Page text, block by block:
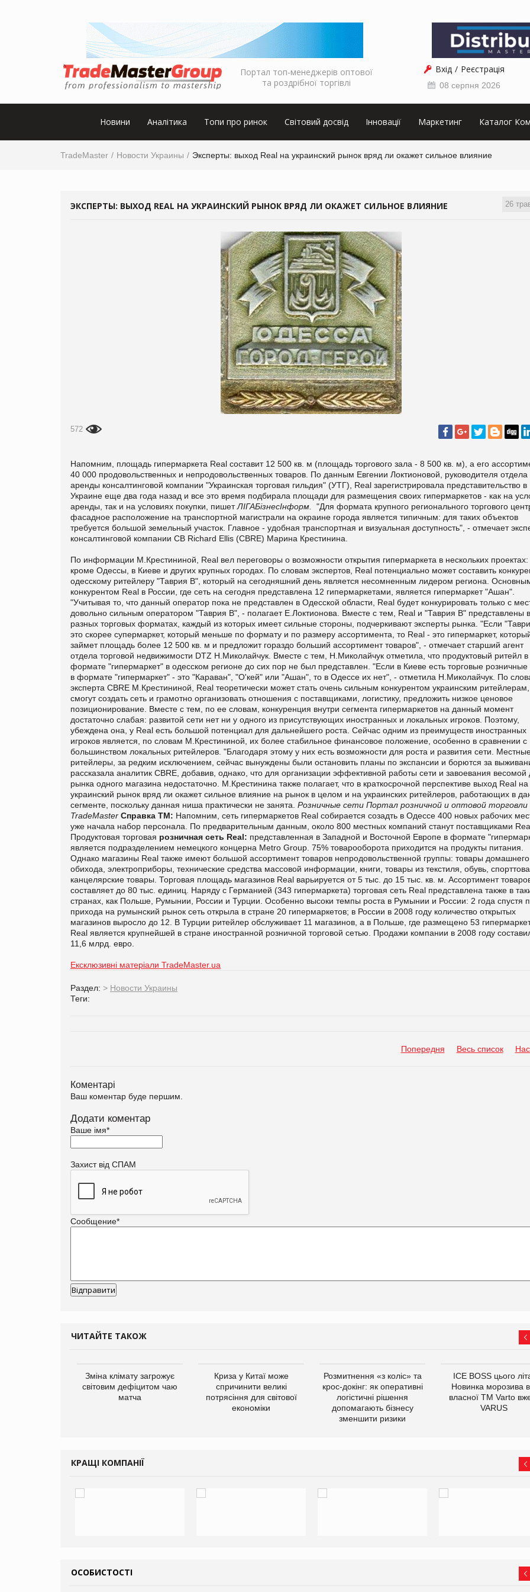
Портал топ-менеджерів оптової
та роздрібної торгівлі
Вхід Реєстрація
08 серпня 2026
Новини Аналітика Топи про ринок Світовий досвід Інновації Маркетинг Каталог
TradeMaster Новости Украины Эксперты: выход Real на украинский рынок вряд ли окажет сильное влияние
26
ЭКСПЕРТЫ: ВЫХОД REAL НА УКРАИНСКИЙ РЫНОК ВРЯД ЛИ ОКАЖЕТ СИЛЬНОЕ ВЛИЯНИЕ
572
Напомним, площадь гипермаркета Real составит 12 500 кв. м (площадь торгового зала - 8 500 кв. м), а его
40 000 продовольственных и непродовольственных товаров. По данным Евгении Локтионовой, руководителя отдела
аренды консалтинговой компании "Украинская торговая гильдия" (УТГ), Real зарегистрировала представительство в
Украине еще два года назад и все это время подбирала площади для размещения своих гипермаркетов - как на
аренды, так и на условиях покупки, пишетЛІГАБізнесІнформ.
"Для формата крупного регионального торгового
фасадное расположение на транспортной магистрали на окраине города является типичным: для таких объектов
требуется большой земельный участок. Главное - удобная транспортная и визуальная доступность", - отмечает
консалтинговой компании CB Richard Ellis (СBRE) Марина Крестинина.
По информации М.Крестининой, Real вел переговоры о возможности открытия гипермаркета в нескольких проектах:
кроме Одессы, в Киеве и других крупных городах. По словам экспертов, Real потенциально может составить
одесскому ритейлеру "Таврия В", который на сегодняшний день является несомненным лидером региона.
конкурентом Real в России, где сеть на сегодня представлена 12 гипермаркетами, является гипермаркет "Ашан".
"Учитывая то, что данный оператор пока не представлен в Одесской области, Real будет конкурировать только с
довольно сильным оператором "Таврия В", - полагает Е.Локтионова. Вместе с тем, Real и "Таврия В" представлены в
разных торговых форматах, каждый из которых имеет сильные стороны, подчеркивают эксперты рынка. "Если
это скорее супермаркет, который меньше по формату и по размеру ассортимента, то Real - это гипермаркет,
займет площадь более 12 500 кв. м и предложит гораздо больший ассортимент товаров", - отмечает старший агент
отдела торговой недвижимости DTZ Н.Миколайчук. Вместе с тем, Н.Миколайчук отметила, что продуктовый ритейл в
формате "гипермаркет" в одесском регионе до сих пор не был представлен. "Если в Киеве есть торговые розничные
в формате "гипермаркет" - это "Караван", "О'кей" или "Ашан", то в Одессе их нет", - отметила Н.Миколайчук. По
эксперта СBRE М.Крестининой, Real теоретически может стать очень сильным конкурентом украинским
смогут создать сеть и грамотно организовать отношения с поставщиками, логистику, предложить низкое ценовое
позиционирование. Вместе с тем, по ее словам, конкуренция внутри сегмента гипермаркетов на данный момент
достаточно слабая: развитой сети нет ни у одного из присутствующих иностранных и локальных игроков. Поэтому,
убеждена она, у Real есть большой потенциал для дальнейшего роста. Сейчас одним из преимуществ иностранных
игроков является, по словам М.Крестининой, их более стабильное финансовое положение, особенно в сравнении с
большинством локальных ритейлеров. "Благодаря этому у них есть возможности для роста и развития сети.
ритейлеры, за редким исключением, сейчас вынуждены были остановить планы по экспансии и борются за
рассказала аналитик СBRE, добавив, однако, что для организации эффективной работы сети и завоевания весомой
рынка одного магазина недостаточно. М.Крестинина также полагает, что в краткосрочной перспективе выход Real на
украинский рынок вряд ли окажет сильное влияние на рынок в целом и на украинских ритейлеров, работающих в
сегменте, поскольку данная ниша практически не занята. Розничные сети Портал розничной и оптовой торговли
TradeMaster Справка ТМ: Напомним, сеть гипермаркетов Real собирается созадть в Одессе 400 новых рабочих
уже начала набор персонала. По предварительным данным, около 800 местных компаний станут поставщиками
Продуктовая торговая розничная сеть Real: представленная в Западной и Восточной Европе в формате
является подразделением немецкого концерна Metro Group. 75% товарооборота приходится на продукты питания.
Однако магазины Real также имеют большой ассортимент товаров непродовольственной группы: товары домашнего
обихода, электроприборы, технические средства массовой информации, книги, товары из текстиля, обувь,
канцелярские товары. Торговая площадь магазинов Real варьируется от 5 тыс. до 15 тыс. кв. м. Ассортимент
составляет до 80 тыс. единиц. Наряду с Германией (343 гипермаркета) торговая сеть Real представлена также в
странах, как Польше, Румынии, России и Турции. Особенно высоки темпы роста в Румынии и России: 2 года спустя
прихода на румынский рынок сеть открыла в стране 20 гипермаркетов; в России в 2008 году количество открытых
магазинов выросло до 12. В Турции ритейлер обслуживает 11 магазинов, а в Польше, где размещено 53
Real является крупнейшей в стране иностранной розничной торговой сетью. Продажи компании в 2008 году
11,6 млрд. евро.
Ексклюзивні матеріали TradeMaster.ua
Раздел: > Новости Украины
Теги:
Попередня Весь список
Коментарі
Ваш коментар буде першим.
Додати коментар
Ваше імя*
Захист від СПАМ
Сообщение*
ЧИТАЙТЕ ТАКОЖ
Зміна клімату загрожує
світовим дефіцитом чаю
матча
Криза у Китаї може
спричинити великі
потрясіння для світової
економіки
Розмитнення «з коліс» та
крос-докінг: як оперативні
логістичні рішення
допомагають бізнесу
зменшити ризики
ICE BOSS цього
Новинка морозива
власної ТМ Varto
VARUS
КРАЩІ КОМПАНІЇ
ОСОБИСТОСТІ